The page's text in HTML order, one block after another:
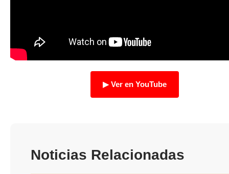
TRANSPARENCIA
▶ Ver en YouTube
Noticias Relacionadas